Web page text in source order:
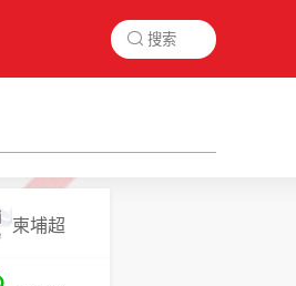

柬埔超